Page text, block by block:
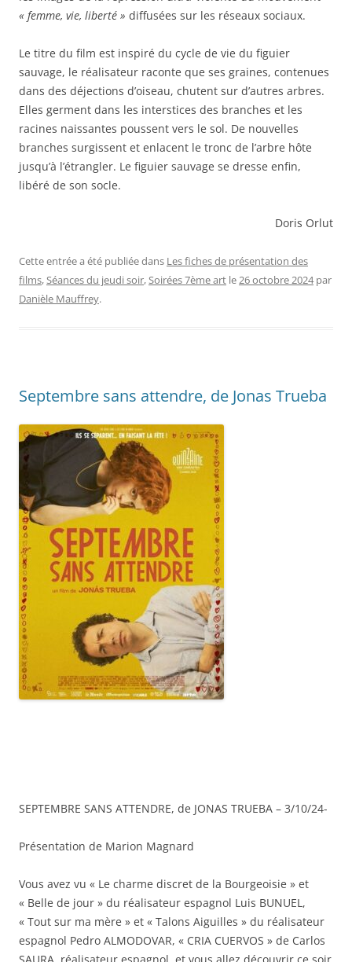
« femme, vie, liberté » diffusées sur les réseaux sociaux.
Le titre du film est inspiré du cycle de vie du figuier
sauvage, le réalisateur raconte que ses graines, contenues
dans des déjections d’oiseau, chutent sur d’autres arbres.
Elles germent dans les interstices des branches et les
racines naissantes poussent vers le sol. De nouvelles
branches surgissent et enlacent le tronc de l’arbre hôte
jusqu’à l’étrangler. Le figuier sauvage se dresse enfin,
libéré de son socle.
Doris Orlut
Cette entrée a été publiée dans Les fiches de présentation des
films,Séances du jeudi soir,Soirées 7ème art le26 octobre 2024 par
Danièle Mauffrey.
Septembre sans attendre, de Jonas Trueba
SEPTEMBRE SANS ATTENDRE, de JONAS TRUEBA – 3/10/24-
Présentation de Marion Magnard
Vous avez vu « Le charme discret de la Bourgeoisie » et
« Belle de jour » du réalisateur espagnol Luis BUNUEL,
« Tout sur ma mère » et « Talons Aiguilles » du réalisateur
espagnol Pedro ALMODOVAR, « CRIA CUERVOS » de Carlos